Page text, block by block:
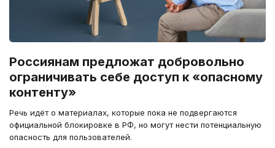
Россиянам предложат добровольно
ограничивать себе доступ к «опасному
контенту»
Речь идёт о материалах, которые пока не подвергаются
официальной блокировке в РФ, но могут нести потенциальную
опасность для пользователей.